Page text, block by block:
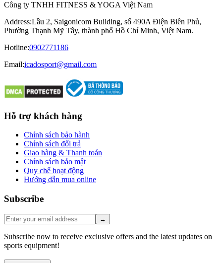
Công ty TNHH FITNESS & YOGA Việt Nam
Address:Lầu 2, Saigonicom Building, số 490A Điện Biên Phủ,
Phường Thạnh Mỹ Tây, thành phố Hồ Chí Minh, Việt Nam.
Hotline:0902771186
Email:icadosport@gmail.com
Hỗ trợ khách hàng
Chính sách bảo hành
Chính sách đổi trả
Giao hàng & Thanh toán
Chính sách bảo mật
Quy chế hoạt động
Hướng dẫn mua online
Subscribe
→
Subscribe now to receive exclusive offers and the latest updates on
sports equipment!